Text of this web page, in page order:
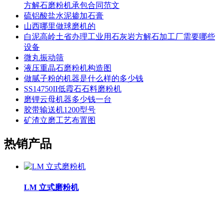
方解石磨粉机承包合同范文
硫铝酸盐水泥掺加石膏
山西哪里做球磨机的
白泥高岭土省办理工业用石灰岩方解石加工厂需要哪些
设备
微丸振动筛
液压重晶石磨粉机构造图
做腻子粉的机器是什么样的多少钱
SS14750II低霞石石料磨粉机
磨锂云母机器多少钱一台
胶带输送机1200型号
矿渣立磨工艺布置图
热销产品
LM 立式磨粉机